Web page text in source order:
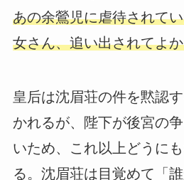
あの余鶯児に虐待されて
女さん、追い出されてよ
皇后は沈眉荘の件を黙認
かれるが、陛下が後宮の
いため、これ以上どうに
る。沈眉荘は目覚めて「